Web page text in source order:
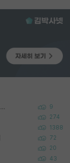
Korea University 수학, 컴퓨터과학 이학사, UC Berkeley 산업공학 대학원 공학박사가 되는 것은 쉽지 않겠죠? 9
274
1388
72
20
43